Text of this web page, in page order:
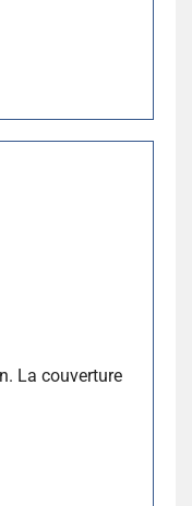
La couverture